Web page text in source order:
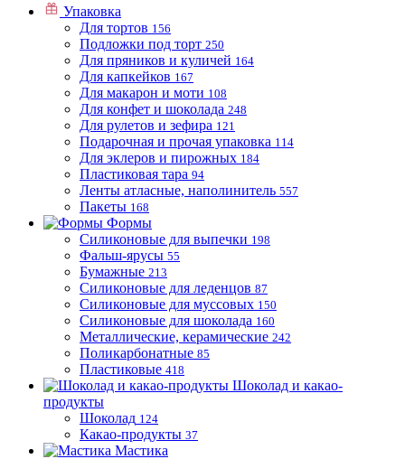
Упаковка
Для тортов 156
Подложки под торт 250
Для пряников и куличей 164
Для капкейков 167
Для макарон и моти 108
Для конфет и шоколада 248
Для рулетов и зефира 121
Подарочная и прочая упаковка 114
Для эклеров и пирожных 184
Пластиковая тара 94
Ленты атласные, наполинитель 557
Пакеты 168
Формы
Силиконовые для выпечки 198
Фальш-ярусы 55
Бумажные 213
Силиконовые для леденцов 87
Силиконовые для муссовых 150
Силиконовые для шоколада 160
Металлические, керамические 242
Поликарбонатные 85
Пластиковые 418
Шоколад и какао-
продукты
Шоколад 124
Какао-продукты 37
Мастика